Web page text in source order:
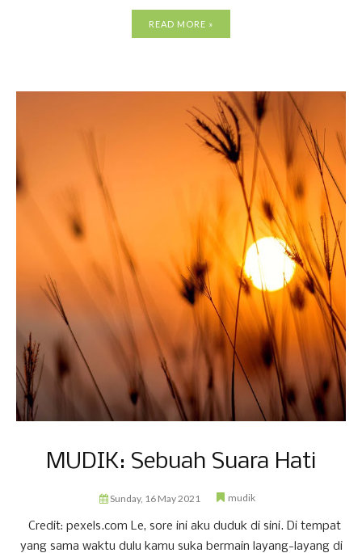
READ MORE »
MUDIK: Sebuah Suara Hati
Sunday, 16 May 2021 mudik
Credit: pexels.com Le, sore ini aku duduk di sini. Di tempat
yang sama waktu dulu kamu suka bermain layang-layang di